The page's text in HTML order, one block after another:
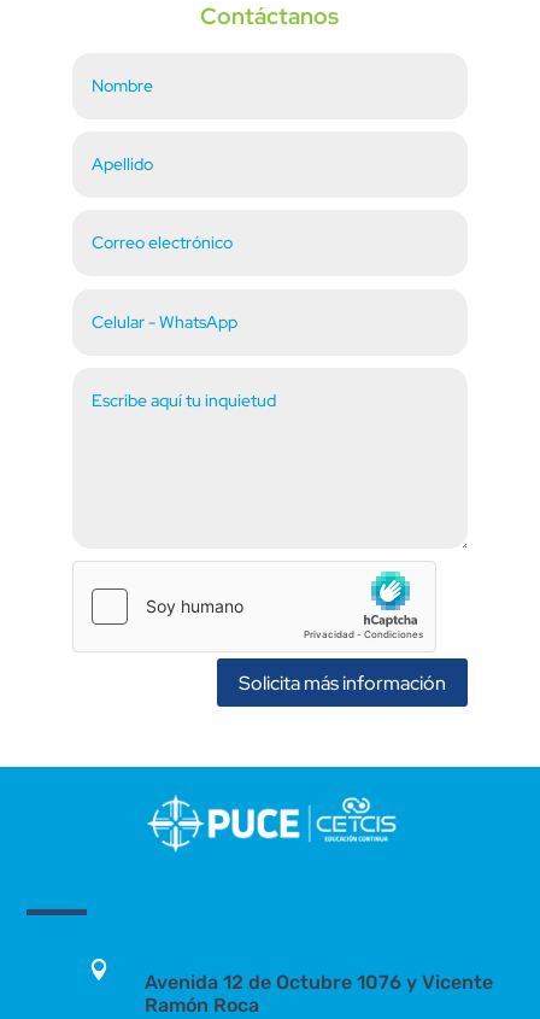
Contáctanos
Solicita más información

Avenida 12 de Octubre 1076 y Vicente
Ramón Roca